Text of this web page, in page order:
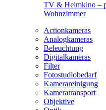
TV & Heimkino –
Wohnzimmer
Actionkameras
Analogkameras
Beleuchtung
Digitalkameras
Filter
Fotostudiobedarf
Kamerareinigung
Kameratransport
Objektive